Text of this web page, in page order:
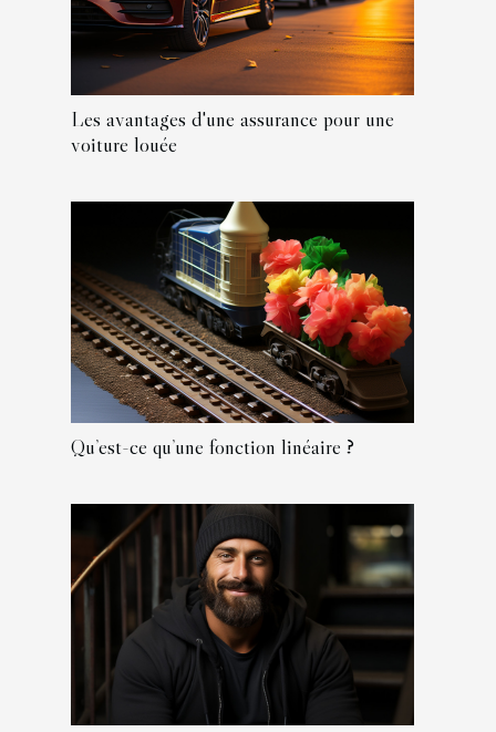
Les avantages d'une assurance pour une
voiture louée
Qu’est-ce qu’une fonction linéaire ?